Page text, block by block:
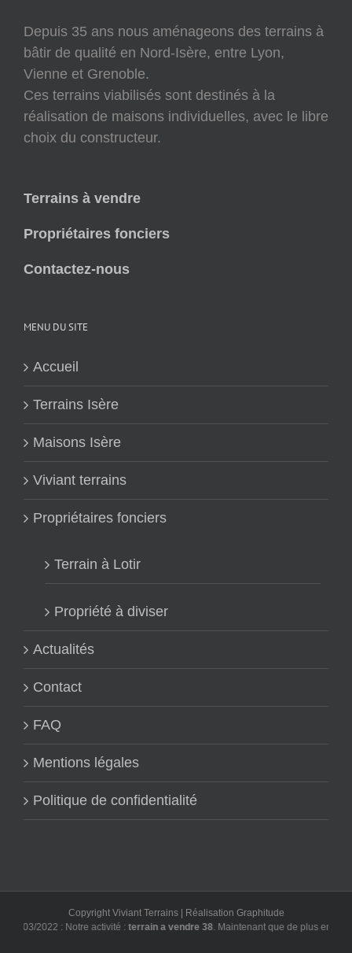
Depuis 35 ans nous aménageons des terrains à
bâtir de qualité en Nord-Isère, entre Lyon,
Vienne et Grenoble.
Ces terrains viabilisés sont destinés à la
réalisation de maisons individuelles, avec le libre
choix du constructeur.
Terrains à vendre
Propriétaires fonciers
Contactez-nous
MENU DU SITE
Accueil
Terrains Isère
Maisons Isère
Viviant terrains
Propriétaires fonciers
Terrain à Lotir
Propriété à diviser
Actualités
Contact
FAQ
Mentions légales
Politique de confidentialité
Copyright Viviant Terrains | Réalisation Graphitude
03/2022 : Notre activité :terrain a vendre 38. Maintenant que de plus en plus